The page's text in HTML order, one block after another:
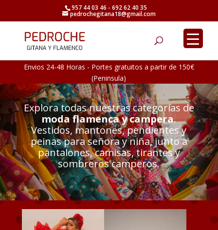
957 44 03 46 - 692 62 40 35
pedrochegitana18@gmail.com
Envios 24-48 Horas - Portes gratuitos a partir de 150€
(Peninsula)
Explora todas nuestras categorías de
moda flamenca y campera.
Vestidos, mantones, pendientes y
peinas para señora y niña, junto a
pantalones, camisas, tirantes y
sombreros camperos.